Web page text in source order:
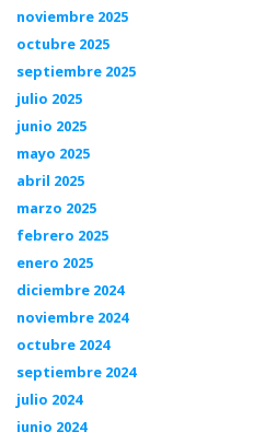
noviembre 2025
octubre 2025
septiembre 2025
julio 2025
junio 2025
mayo 2025
abril 2025
marzo 2025
febrero 2025
enero 2025
diciembre 2024
noviembre 2024
octubre 2024
septiembre 2024
julio 2024
junio 2024